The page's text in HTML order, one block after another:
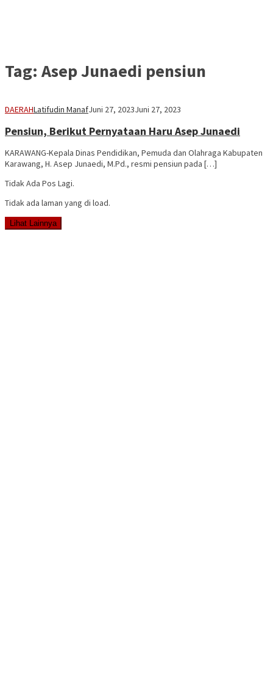
Tag: Asep Junaedi pensiun
DAERAHLatifudin ManafJuni 27, 2023Juni 27, 2023
Pensiun, Berikut Pernyataan Haru Asep Junaedi
KARAWANG-Kepala Dinas Pendidikan, Pemuda dan Olahraga Kabupaten
Karawang, H. Asep Junaedi, M.Pd., resmi pensiun pada […]
Tidak Ada Pos Lagi.
Tidak ada laman yang di load.
Lihat Lainnya